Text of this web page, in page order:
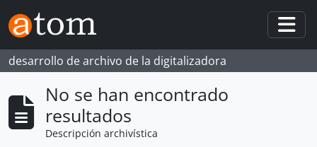
Skip to main content
desarrollo de archivo de la digitalizadora
No se han encontrado
resultados
Descripción archivística